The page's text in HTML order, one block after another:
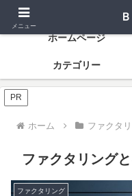
資金調達から
ホームページ
カテゴリー
PR
ホーム ファクタ
ファクタリング
ファクタリング
メニュー